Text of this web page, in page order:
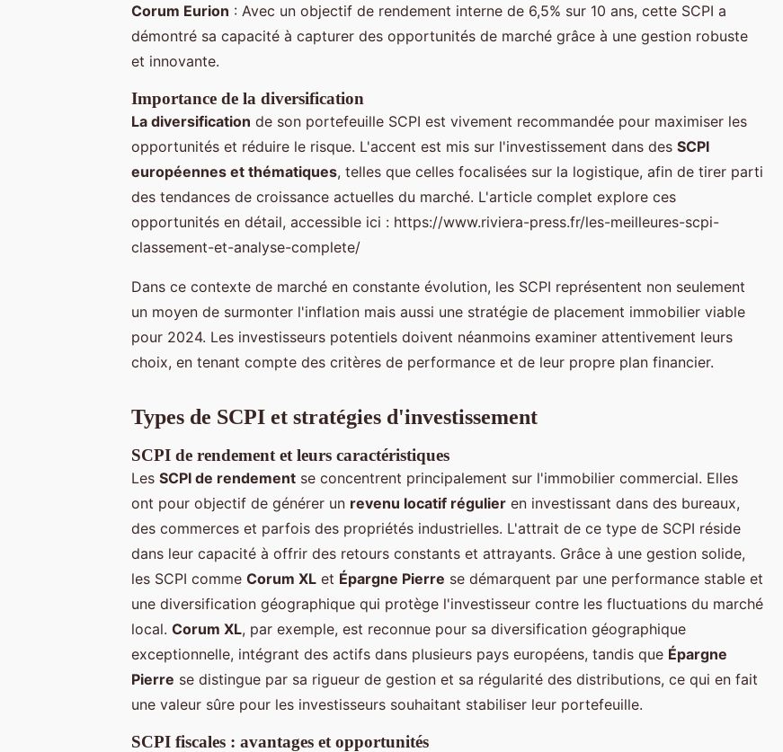
Corum Eurion : Avec un objectif de rendement interne de 6,5% sur 10 ans, cette SCPI a
démontré sa capacité à capturer des opportunités de marché grâce à une gestion robuste
et innovante.
Importance de la diversification
La diversification de son portefeuille SCPI est vivement recommandée pour maximiser les
opportunités et réduire le risque. L'accent est mis sur l'investissement dans des SCPI
européennes et thématiques, telles que celles focalisées sur la logistique, afin de tirer parti
des tendances de croissance actuelles du marché. L'article complet explore ces
opportunités en détail, accessible ici : https://www.riviera-press.fr/les-meilleures-scpi-
classement-et-analyse-complete/
Dans ce contexte de marché en constante évolution, les SCPI représentent non seulement
un moyen de surmonter l'inflation mais aussi une stratégie de placement immobilier viable
pour 2024. Les investisseurs potentiels doivent néanmoins examiner attentivement leurs
choix, en tenant compte des critères de performance et de leur propre plan financier.
Types de SCPI et stratégies d'investissement
SCPI de rendement et leurs caractéristiques
Les SCPI de rendement se concentrent principalement sur l'immobilier commercial. Elles
ont pour objectif de générer un revenu locatif régulier en investissant dans des bureaux,
des commerces et parfois des propriétés industrielles. L'attrait de ce type de SCPI réside
dans leur capacité à offrir des retours constants et attrayants. Grâce à une gestion solide,
les SCPI comme Corum XL et Épargne Pierre se démarquent par une performance stable et
une diversification géographique qui protège l'investisseur contre les fluctuations du marché
local. Corum XL, par exemple, est reconnue pour sa diversification géographique
exceptionnelle, intégrant des actifs dans plusieurs pays européens, tandis que Épargne
Pierre se distingue par sa rigueur de gestion et sa régularité des distributions, ce qui en fait
une valeur sûre pour les investisseurs souhaitant stabiliser leur portefeuille.
SCPI fiscales : avantages et opportunités